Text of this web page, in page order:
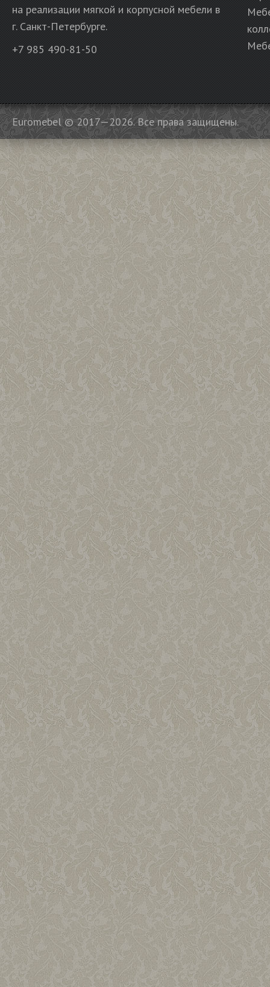
на реализации мягкой и корпусной мебели в
г. Санкт-Петербурге.
+7 985 490-81-50
Euromebel © 2017—2026. Все права защищены.